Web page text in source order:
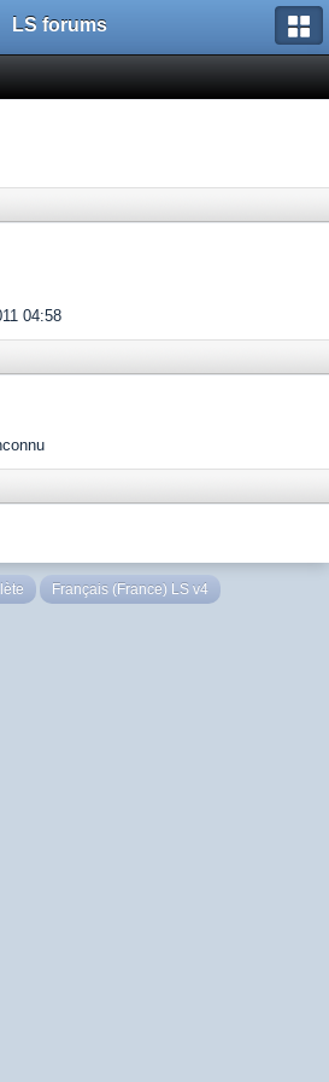
LS forums
04:58
Français (France) LS v4